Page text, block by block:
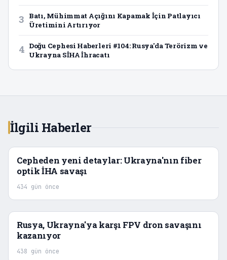
3
Batı, Mühimmat Açığını Kapamak İçin Patlayıcı
Üretimini Artırıyor
4 Doğu Cephesi Haberleri #104: Rusya'da Terörizm ve
Ukrayna SİHA İhracatı
İlgili Haberler
Cepheden yeni detaylar: Ukrayna'nın fiber
optik İHA savaşı
434 gün önce
Rusya, Ukrayna'ya karşı FPV dron savaşını
kazanıyor
438 gün önce